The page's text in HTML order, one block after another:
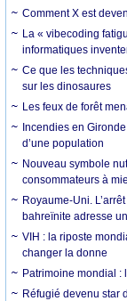
Comment X est
La « vibecoding
informatiques
Ce que les
sur les dinosaures
Les feux de forêt
Incendies en
d’une population
Nouveau symbole
consommateurs à
Royaume-Uni.
bahreïnite adresse
VIH : la riposte
changer la donne
Patrimoine mondial :
Réfugié devenu star